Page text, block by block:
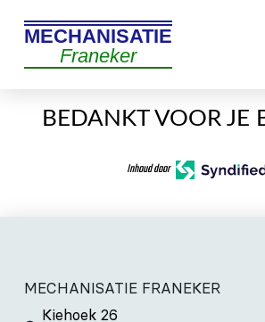
MECHANISATIE
Franeker
BEDANKT VOOR JE
Inhoud door
MECHANISATIE FRANEKER
Kiehoek 26